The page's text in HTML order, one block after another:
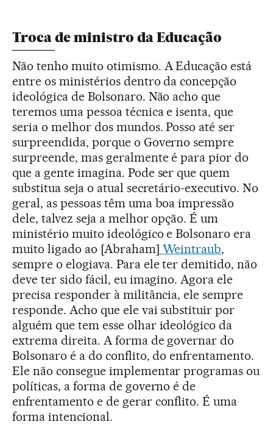
Troca de ministro da Educação
Não tenho muito otimismo. A Educação está
entre os ministérios dentro da concepção
ideológica de Bolsonaro. Não acho que
teremos uma pessoa técnica e isenta, que
seria o melhor dos mundos. Posso até ser
surpreendida, porque o Governo sempre
surpreende, mas geralmente é para pior do
que a gente imagina. Pode ser que quem
substitua seja o atual secretário-executivo. No
geral, as pessoas têm uma boa impressão
dele, talvez seja a melhor opção. É um
ministério muito ideológico e Bolsonaro era
muito ligado ao [Abraham] Weintraub,
sempre o elogiava. Para ele ter demitido, não
deve ter sido fácil, eu imagino. Agora ele
precisa responder à militância, ele sempre
responde. Acho que ele vai substituir por
alguém que tem esse olhar ideológico da
extrema direita. A forma de governar do
Bolsonaro é a do conflito, do enfrentamento.
Ele não consegue implementar programas ou
políticas, a forma de governo é de
enfrentamento e de gerar conflito. É uma
forma intencional.